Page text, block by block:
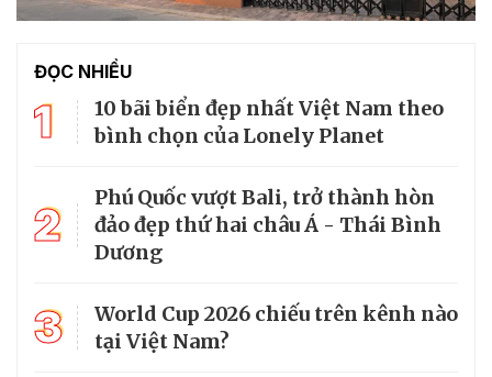
ĐỌC NHIỀU
1
10 bãi biển đẹp nhất Việt Nam theo
bình chọn của Lonely Planet
2
Phú Quốc vượt Bali, trở thành hòn
đảo đẹp thứ hai châu Á - Thái Bình
Dương
3
World Cup 2026 chiếu trên kênh nào
tại Việt Nam?